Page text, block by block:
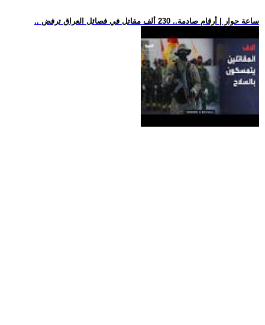
.. ساعة حوار | أرقام صادمة.. 230 ألف مقاتل في فصائل العراق ترفض